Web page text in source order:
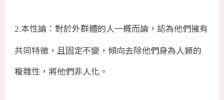
2.本性論：對於外群體的人一概而論，認為他們擁有
共同特徵，且固定不變，傾向去除他們身為人類的
複雜性，將他們非人化。